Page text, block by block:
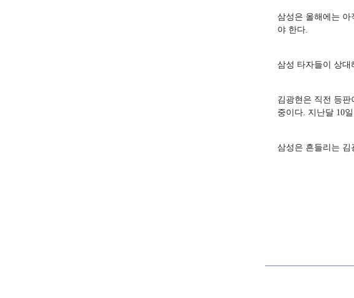
삼성은 올해에는 아
야 한다.
삼성 타자들이 상대
김광현은 직전 등판
중이다. 지난달 10
삼성은 흔들리는 김